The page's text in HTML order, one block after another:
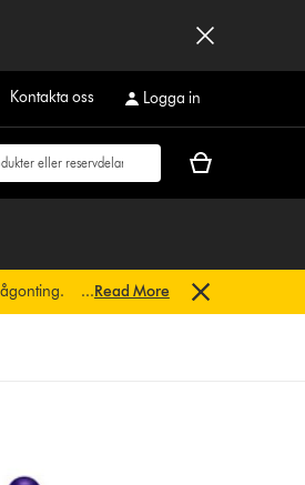
Kontakta oss Logga in
Kundvagnen
...Read More